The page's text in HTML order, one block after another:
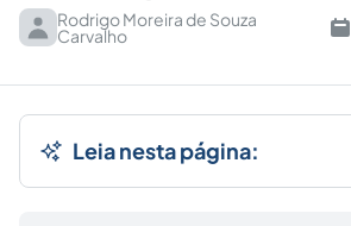
Rodrigo Moreira de Souza
Carvalho
Leia nesta página: